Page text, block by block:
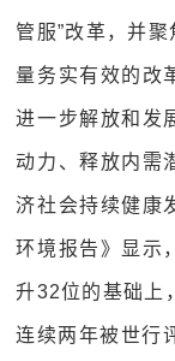
管服”改革，并
量务实有效的改
进一步解放和发
动力、释放内需
济社会持续健康
环境报告》显示
升32位的基础上
连续两年被世行